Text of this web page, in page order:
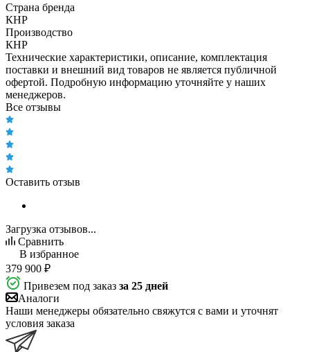
Страна бренда
КНР
Производство
КНР
Технические характеристики, описание, комплектация
поставки и внешний вид товаров не является публичной
офертой. Подробную информацию уточняйте у наших
менеджеров.
Все отзывы
Оставить отзыв
Загрузка отзывов...
Сравнить
В избранное
379 900 ₽
Привезем под заказ за 25 дней
Аналоги
Наши менеджеры обязательно свяжутся с вами и уточнят
условия заказа